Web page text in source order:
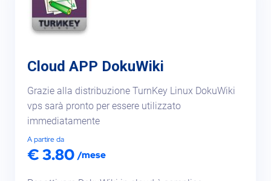
Cloud APP DokuWiki
Grazie alla distribuzione TurnKey Linux DokuWiki
vps sarà pronto per essere utilizzato
immediatamente
A partire da
€ 3.80 /mese